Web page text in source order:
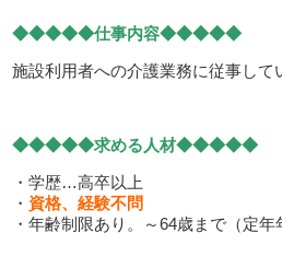
◆◆◆◆◆仕事内容◆◆◆◆◆
施設利用者への介護業務に従事して
◆◆◆◆◆求める人材◆◆◆◆◆
・学歴…高卒以上
・ 資格、経験不問
・年齢制限あり。～64歳まで（定年